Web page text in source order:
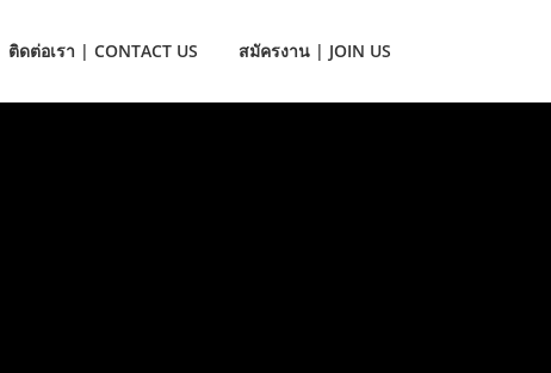
ติดต่อเรา | CONTACT US สมัครงาน | JOIN US